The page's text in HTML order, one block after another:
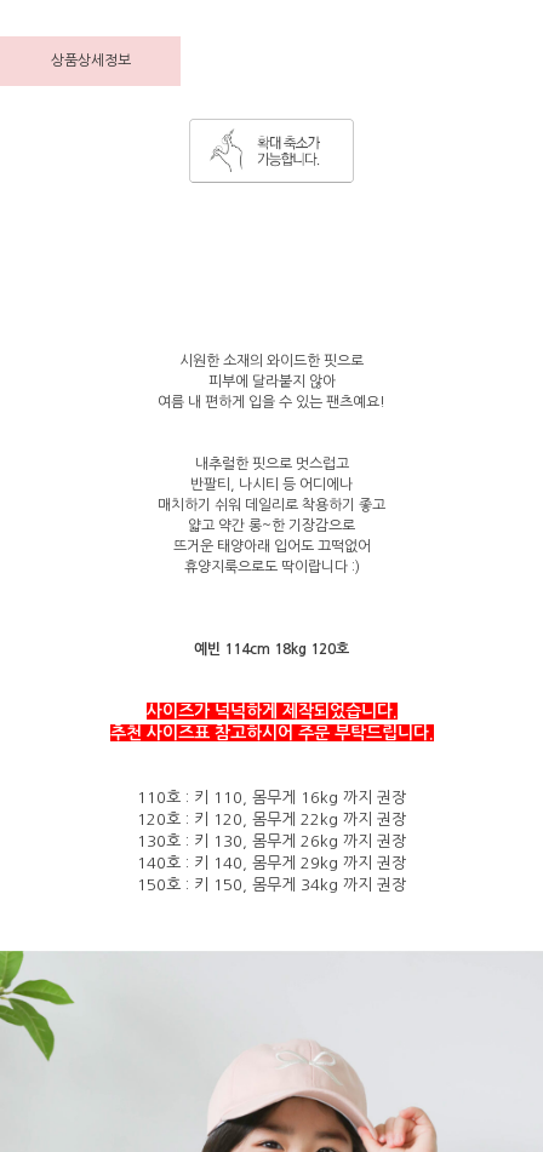
상품상세정보
시원한 소재의 와이드한 핏으로
피부에 달라붙지 않아
여름 내 편하게 입을 수 있는 팬츠예요!
내추럴한 핏으로 멋스럽고
반팔티, 나시티 등 어디에나
매치하기 쉬워 데일리로 착용하기 좋고
얇고 약간 롱~한 기장감으로
뜨거운 태양아래 입어도 끄떡없어
휴양지룩으로도 딱이랍니다 :)
예빈 114cm 18kg 120호
사이즈가 넉넉하게 제작되었습니다.
추천 사이즈표 참고하시어 주문 부탁드립니다.
110호 : 키 110, 몸무게 16kg 까지 권장
120호 : 키 120, 몸무게 22kg 까지 권장
130호 : 키 130, 몸무게 26kg 까지 권장
140호 : 키 140, 몸무게 29kg 까지 권장
150호 : 키 150, 몸무게 34kg 까지 권장